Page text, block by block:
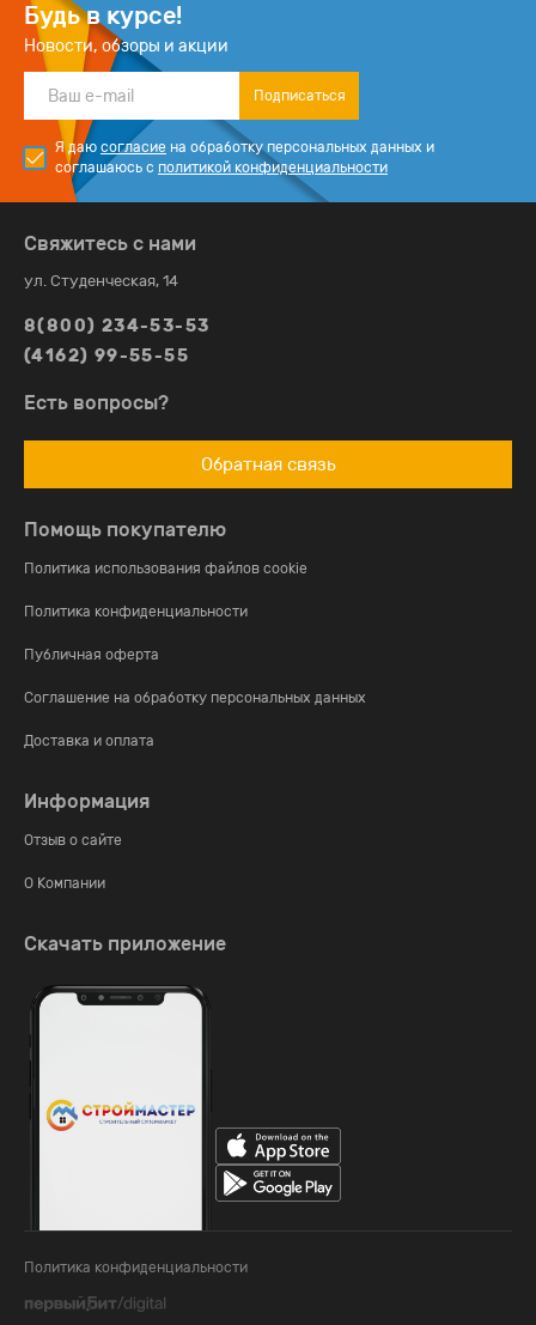
Будь в курсе!
Новости, обзоры и акции
Подписаться
Я даю согласие на обработку персональных данных и
соглашаюсь с политикой конфиденциальности
Помощь покупателю
Политика использования файлов cookie
Политика конфиденциальности
Публичная оферта
Соглашение на обработку персональных данных
Доставка и оплата
Информация
Отзыв о сайте
О Компании
Свяжитесь с нами
ул. Студенческая, 14
8(800) 234-53-53
(4162) 99-55-55
Есть вопросы?
Обратная связь
Скачать приложение
Политика конфиденциальности